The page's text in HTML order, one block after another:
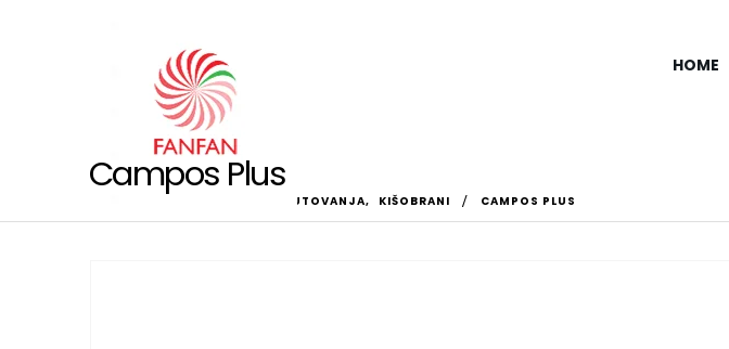
HOME
Campos Plus
TORBE I PUTOVANJA, KIŠOBRANI CAMPOS PLUS